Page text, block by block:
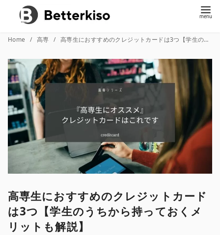
Home 高専 高専生におすすめのクレジットカードは3つ【学生のうちから持っておくメリットも解説】
高専生におすすめのクレジットカード
は3つ【学生のうちから持っておくメ
リットも解説】